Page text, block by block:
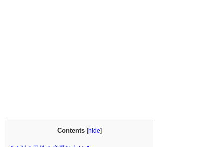
Contents [hide]